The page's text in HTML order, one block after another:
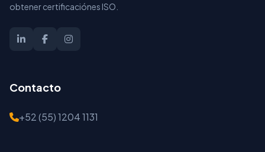
obtener certificaciónes ISO.
Contacto
+52 (55) 1204 1131